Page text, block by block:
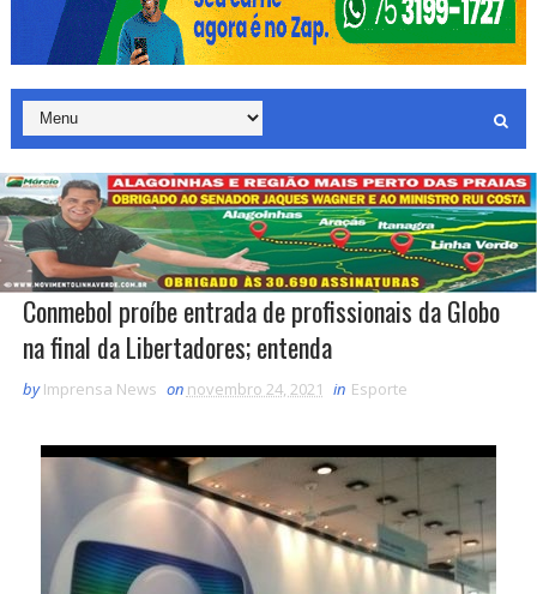
Conmebol proíbe entrada de profissionais da Globo
na final da Libertadores; entenda
by Imprensa News on novembro 24, 2021 in Esporte